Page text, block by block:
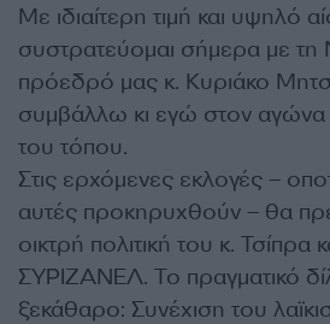
Με ιδιαίτερη τιμή και υψηλό
συστρατεύομαι σήμερα με τη
πρόεδρό μας κ. Κυριάκο
συμβάλλω κι εγώ στον
του τόπου.
Στις ερχόμενες εκλογές –
αυτές προκηρυχθούν – θα
οικτρή πολιτική του κ. Τσίπρα
ΣΥΡΙΖΑΝΕΛ. Το πραγματικό
ξεκάθαρο: Συνέχιση του